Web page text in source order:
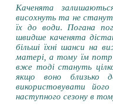
Каченята
висохнуть та не
їх до води. Погана
швидше каченята
більші їхні шанси на
матері, а тому їм
вже тоді стануть
якщо воно близько
використовувати
наступного сезону в